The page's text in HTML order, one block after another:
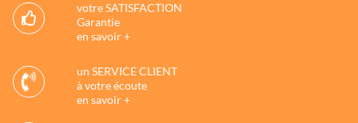
votre SATISFACTION
Garantie
en savoir +
un SERVICE CLIENT
à votre écoute
en savoir +